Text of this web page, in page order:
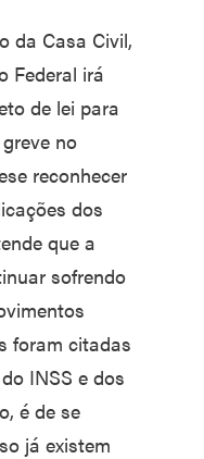
da Casa Civil,
Federal irá
de lei para
no
reconhecer
dos
que a
sofrendo
foram citadas
INSS e dos
é de se
já existem